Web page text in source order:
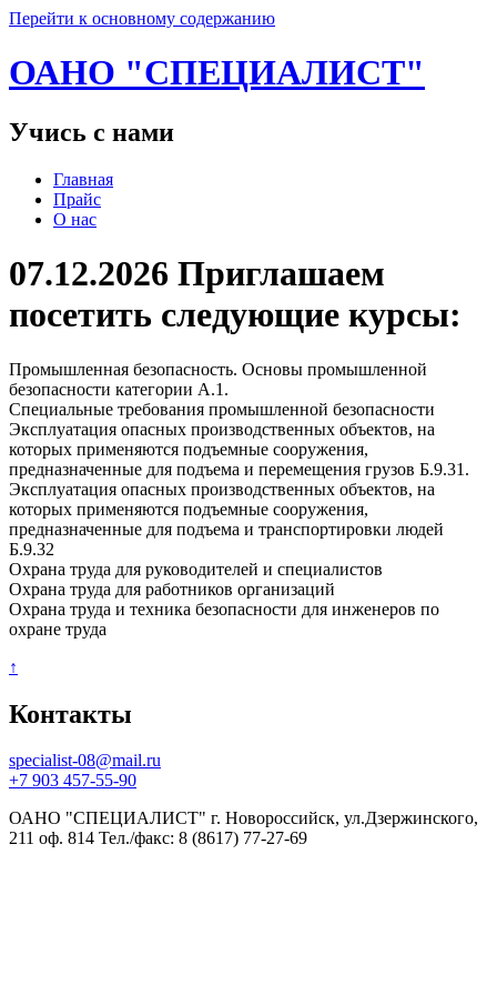
Перейти к основному содержанию
ОАНО "СПЕЦИАЛИСТ"
Учись с нами
Главная
Прайс
О нас
07.12.2026 Приглашаем
посетить следующие курсы:
Промышленная безопасность. Основы промышленной
безопасности категории А.1.
Специальные требования промышленной безопасности
Эксплуатация опасных производственных объектов, на
которых применяются подъемные сооружения,
предназначенные для подъема и перемещения грузов Б.9.31.
Эксплуатация опасных производственных объектов, на
которых применяются подъемные сооружения,
предназначенные для подъема и транспортировки людей
Б.9.32
Охрана труда для руководителей и специалистов
Охрана труда для работников организаций
Охрана труда и техника безопасности для инженеров по
охране труда
↑
Контакты
specialist-08@mail.ru
+7 903 457-55-90
ОАНО "СПЕЦИАЛИСТ" г. Новороссийск, ул.Дзержинского,
211 оф. 814 Тел./факс: 8 (8617) 77-27-69